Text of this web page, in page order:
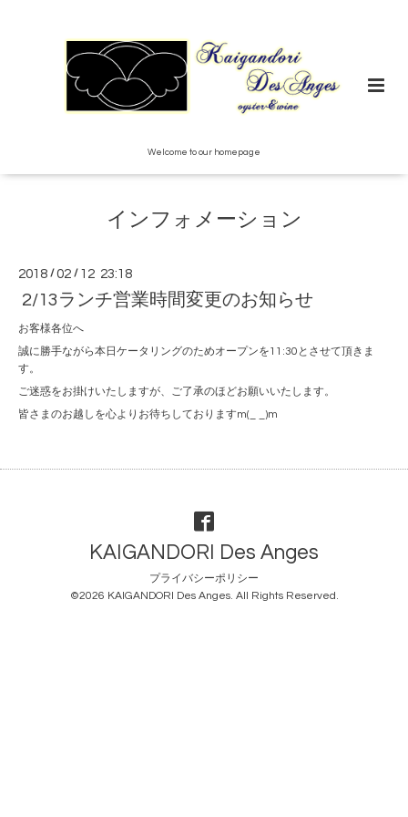
Welcome to our homepage
インフォメーション
2018 /02 / 12 23:18
2/13ランチ営業時間変更のお知らせ
お客様各位へ
誠に勝手ながら本日ケータリングのためオープンを11:30とさせて頂きま
す。
ご迷惑をお掛けいたしますが、ご了承のほどお願いいたします。
皆さまのお越しを心よりお待ちしておりますm(_ _)m
KAIGANDORI Des Anges
プライバシーポリシー
©2026 KAIGANDORI Des Anges. All Rights Reserved.